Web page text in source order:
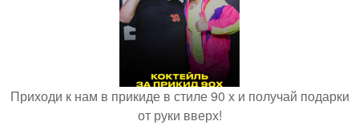
Приходи к нам в прикиде в стиле 90 х и получай подарки
от руки вверх!